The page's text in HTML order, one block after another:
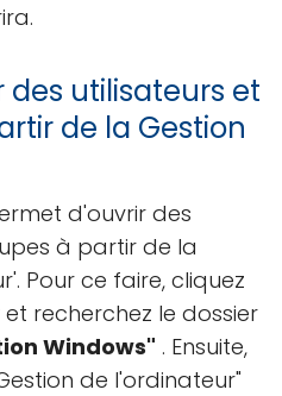
utilisateurs et
de la Gestion
d'ouvrir des
à partir de la
Pour ce faire, cliquez
recherchez le dossier
Windows" . Ensuite,
de l'ordinateur"